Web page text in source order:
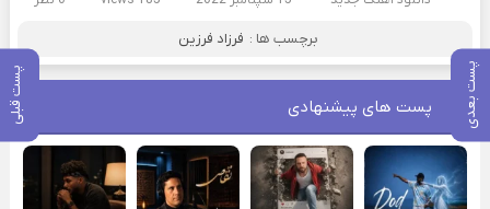
پست بعدی پست قبلی
برچسب ها : فرزاد فرزین
پست های پیشنهادی